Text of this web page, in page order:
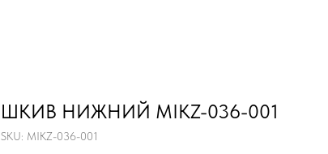
ШКИВ НИЖНИЙ MIKZ-036-001
SKU: MIKZ-036-001